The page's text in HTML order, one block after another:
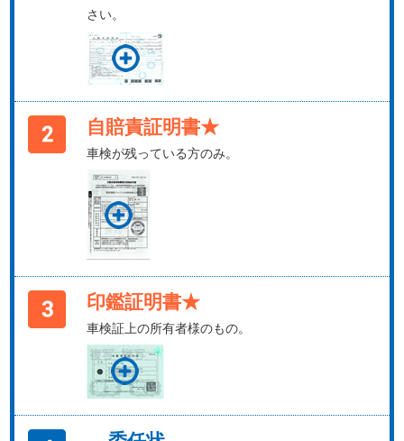
さい。
自賠責証明書★
車検が残っている方のみ。
印鑑証明書★
車検証上の所有者様のもの。